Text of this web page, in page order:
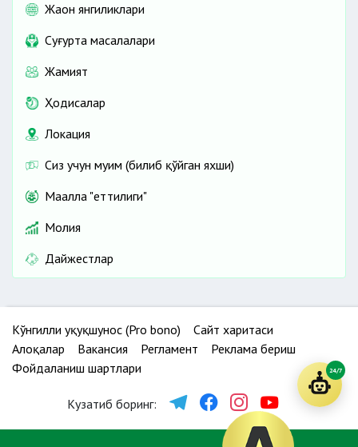
Жаҳон янгиликлари
Cуғурта масалалари
Жамият
Ҳодисалар
Локация
Сиз учун муҳим (билиб қўйган яхши)
Маҳалла "еттилиги"
Молия
Дайжестлар
Кўнгилли ҳуқуқшунос (Pro bono)
Сайт харитаси
Алоқалар
Вакансия Регламент
Реклама бериш
Фойдаланиш шартлари
Кузатиб боринг:
24/7